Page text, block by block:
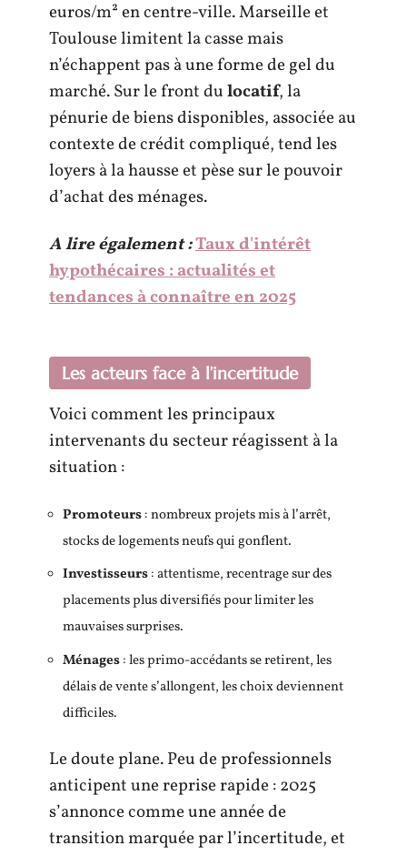
euros/m² en centre-ville. Marseille et
Toulouse limitent la casse mais
n’échappent pas à une forme de gel du
marché. Sur le front dulocatif, la
pénurie de biens disponibles, associée au
contexte de crédit compliqué, tend les
loyers à la hausse et pèse sur le pouvoir
d’achat des ménages.
A lire également :Taux d'intérêt
hypothécaires : actualités et
tendances à connaître en 2025
Les acteurs face à l’incertitude
Voici comment les principaux
intervenants du secteur réagissent à la
situation :
Promoteurs: nombreux projets mis à l’arrêt,
stocks de logements neufs qui gonflent.
Investisseurs: attentisme, recentrage sur des
placements plus diversifiés pour limiter les
mauvaises surprises.
Ménages: les primo-accédants se retirent, les
délais de vente s’allongent, les choix deviennent
difficiles.
Le doute plane. Peu de professionnels
anticipent une reprise rapide : 2025
s’annonce comme une année de
transition marquée par l’incertitude, et